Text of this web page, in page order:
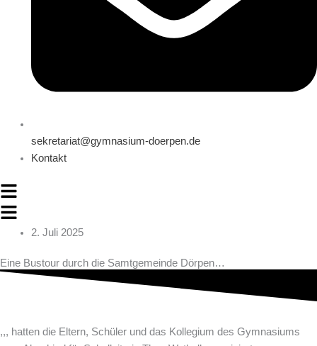
sekretariat@gymnasium-doerpen.de
Kontakt
Main
Menu
Flyout
Menu2. Juli 2025
Eine Bustour durch die Samtgemeinde Dörpen…
,,, hatten die Eltern, Schüler und das Kollegium des Gymnasiums